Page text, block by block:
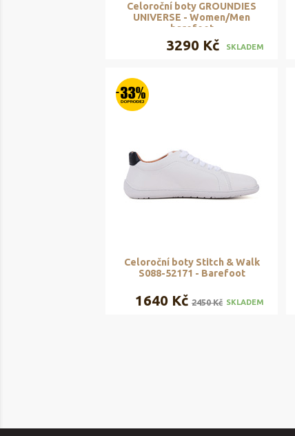
Celoroční boty GROUNDIES
UNIVERSE - Women/Men
barefoot
3290 Kč SKLADEM
Celoroční boty Stitch & Walk
S088-52171 - Barefoot
1640 Kč 2450 Kč SKLADEM